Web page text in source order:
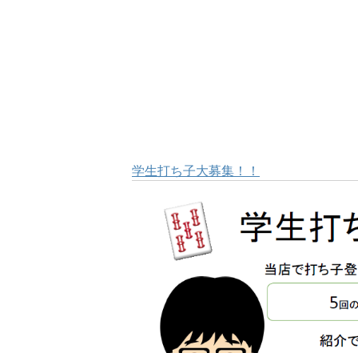
学生打ち子大募集！！